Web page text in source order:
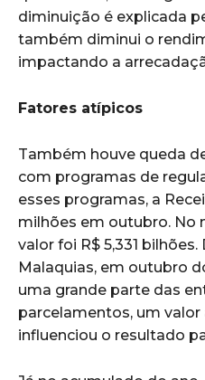
diminuição é explicada
também diminui o
impactando a
Fatores atípicos
Também houve queda
com programas de
esses programas, a
milhões em outubro. No
valor foi R$ 5,331
Malaquias, em outubro
uma grande parte das
parcelamentos, um
influenciou o resultado